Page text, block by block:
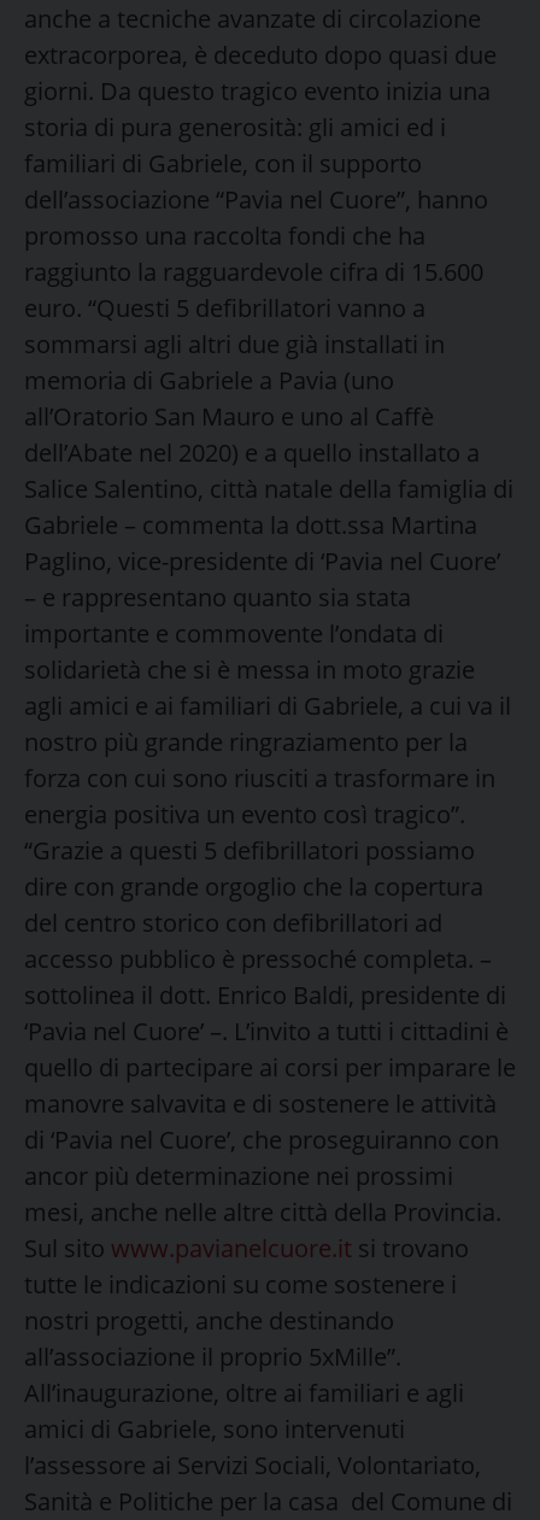
anche a tecniche avanzate di circolazione
extracorporea, è deceduto dopo quasi due
giorni. Da questo tragico evento inizia una
storia di pura generosità: gli amici ed i
familiari di Gabriele, con il supporto
dell’associazione “Pavia nel Cuore”, hanno
promosso una raccolta fondi che ha
raggiunto la ragguardevole cifra di 15.600
euro. “Questi 5 defibrillatori vanno a
sommarsi agli altri due già installati in
memoria di Gabriele a Pavia (uno
all’Oratorio San Mauro e uno al Caffè
dell’Abate nel 2020) e a quello installato a
Salice Salentino, città natale della famiglia di
Gabriele – commenta la dott.ssa Martina
Paglino, vice-presidente di ‘Pavia nel Cuore’
– e rappresentano quanto sia stata
importante e commovente l’ondata di
solidarietà che si è messa in moto grazie
agli amici e ai familiari di Gabriele, a cui va il
nostro più grande ringraziamento per la
forza con cui sono riusciti a trasformare in
energia positiva un evento così tragico”.
“Grazie a questi 5 defibrillatori possiamo
dire con grande orgoglio che la copertura
del centro storico con defibrillatori ad
accesso pubblico è pressoché completa. –
sottolinea il dott. Enrico Baldi, presidente di
‘Pavia nel Cuore’ –. L’invito a tutti i cittadini è
quello di partecipare ai corsi per imparare le
manovre salvavita e di sostenere le attività
di ‘Pavia nel Cuore’, che proseguiranno con
ancor più determinazione nei prossimi
mesi, anche nelle altre città della Provincia.
Sul sito www.pavianelcuore.it si trovano
tutte le indicazioni su come sostenere i
nostri progetti, anche destinando
all’associazione il proprio 5xMille”.
All’inaugurazione, oltre ai familiari e agli
amici di Gabriele, sono intervenuti
l’assessore ai Servizi Sociali, Volontariato,
Sanità e Politiche per la casa del Comune di